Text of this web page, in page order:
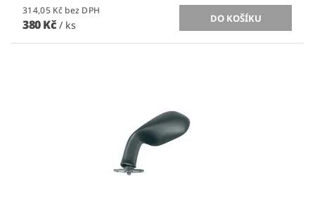
314,05 Kč bez DPH
380 Kč / ks